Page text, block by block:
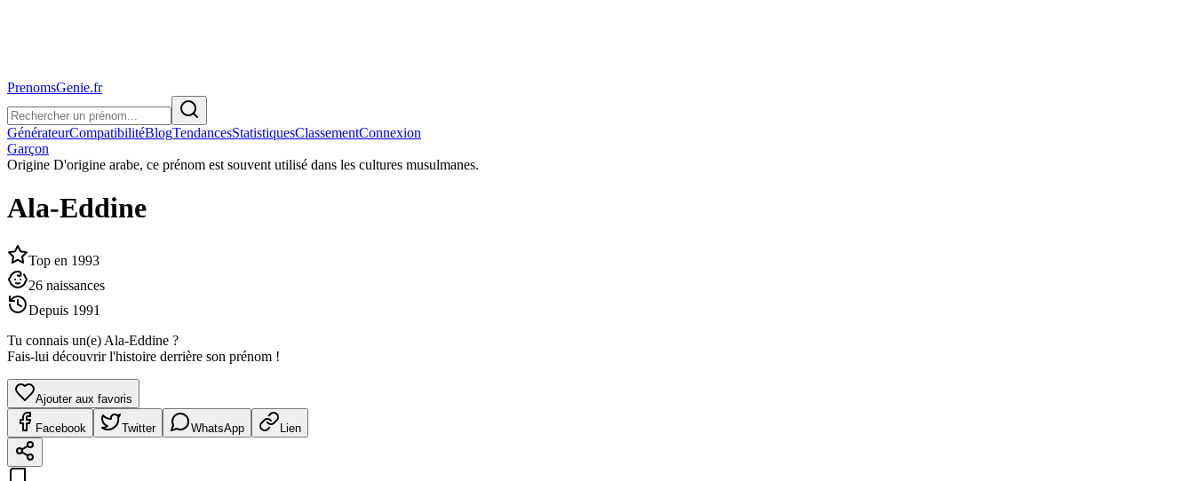
PrenomsGenie.fr
GénérateurCompatibilitéBlogTendancesStatistiquesClassementConnexion
Garçon
Origine D'origine arabe, ce prénom est souvent utilisé dans les cultures musulmanes.
Ala-Eddine
Top en 1993
26 naissances
Depuis 1991
Tu connais un(e) Ala-Eddine ?
Fais-lui découvrir l'histoire derrière son prénom !
Ajouter aux favoris
Facebook Twitter WhatsApp Lien